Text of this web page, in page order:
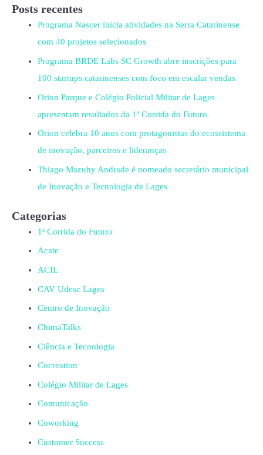
Posts recentes
Programa Nascer inicia atividades na Serra Catarinense
com 40 projetos selecionados
Programa BRDE Labs SC Growth abre inscrições para
100 startups catarinenses com foco em escalar vendas
Orion Parque e Colégio Policial Militar de Lages
apresentam resultados da 1ª Corrida do Futuro
Orion celebra 10 anos com protagonistas do ecossistema
de inovação, parceiros e lideranças
Thiago Mazuhy Andrade é nomeado secretário municipal
de Inovação e Tecnologia de Lages
Categorias
1ª Corrida do Futuro
Acate
ACIL
CAV Udesc Lages
Centro de Inovação
ChimaTalks
Ciência e Tecnologia
Cocreation
Colégio Militar de Lages
Comunicação
Coworking
Customer Success